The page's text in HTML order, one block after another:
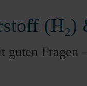
(H₂)
guten Fragen